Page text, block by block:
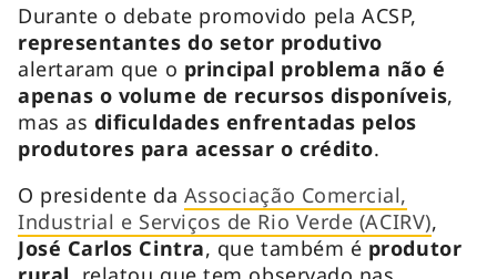
Durante o debate promovido pela ACSP,
representantes do setor produtivo
alertaram que o principal problema não é
apenas o volume de recursos disponíveis,
mas as dificuldades enfrentadas pelos
produtores para acessar o crédito.
O presidente da Associação Comercial,
Industrial e Serviços de Rio Verde (ACIRV),
José Carlos Cintra, que também é produtor